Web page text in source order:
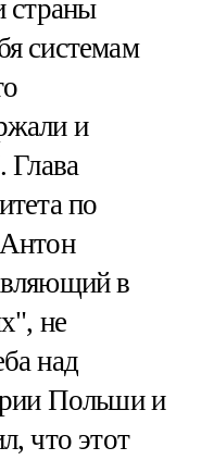
страны
системам
и
Глава
по
в
не
над
Польши и
что этот